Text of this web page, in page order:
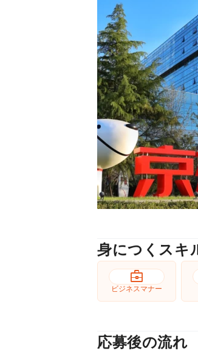
身につくスキ
business_center
ビジネスマナー
応募後の流れ